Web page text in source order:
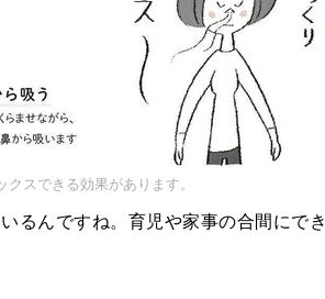
スできる効果があります。
んですね。育児や家事の合間にでき